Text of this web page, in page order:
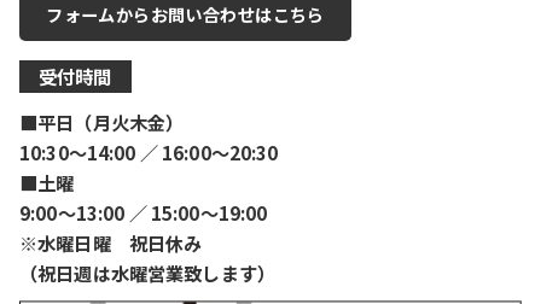
フォームからお問い合わせはこちら
受付時間
■平日（月火木金）
10:30〜14:00 ／ 16:00〜20:30
■土曜
9:00〜13:00 ／ 15:00〜19:00
※水曜日曜 祝日休み
（祝日週は水曜営業致します）